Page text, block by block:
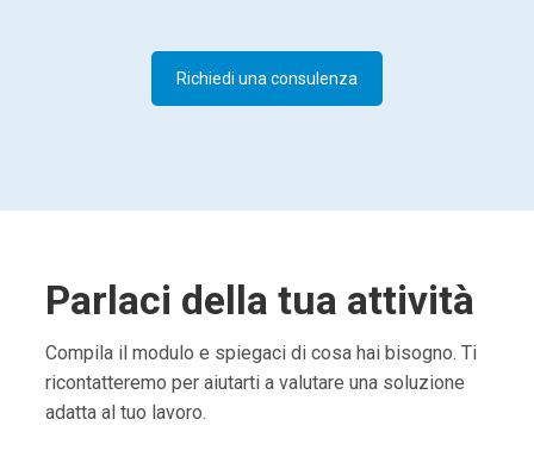
Richiedi una consulenza
Parlaci della tua attività
Compila il modulo e spiegaci di cosa hai bisogno. Ti
ricontatteremo per aiutarti a valutare una soluzione
adatta al tuo lavoro.